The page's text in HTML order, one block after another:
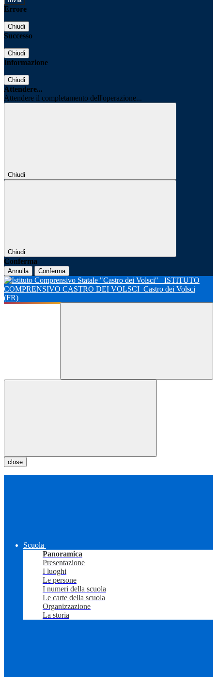
Errore
Chiudi
Successo
Chiudi
Informazione
Chiudi
Attendere...
Attendere il completamento dell'operazione...
Chiudi
Chiudi
Conferma
Annulla Conferma
ISTITUTO
COMPRENSIVO CASTRO DEI VOLSCI Castro dei Volsci
(FR)
close
Scuola
Panoramica
Presentazione
I luoghi
Le persone
I numeri della scuola
Le carte della scuola
Organizzazione
La storia